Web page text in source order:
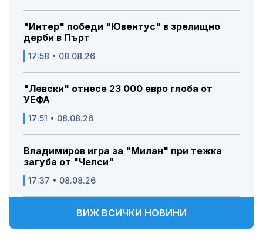
"Интер" победи "Ювентус" в зрелищно
дерби в Пърт
17:58 • 08.08.26
"Левски" отнесе 23 000 евро глоба от
УЕФА
17:51 • 08.08.26
Владимиров игра за "Милан" при тежка
загуба от "Челси"
17:37 • 08.08.26
ВИЖ ВСИЧКИ НОВИНИ